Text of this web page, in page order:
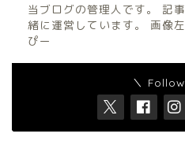
当ブログの管理人です。 記
緒に運営しています。 画像
ぴー
＼